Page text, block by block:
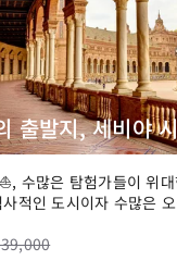
출발지, 세비야
수많은 탐험가들이 위
적인 도시이자 수많은
, 마드리드와 함께 한국인